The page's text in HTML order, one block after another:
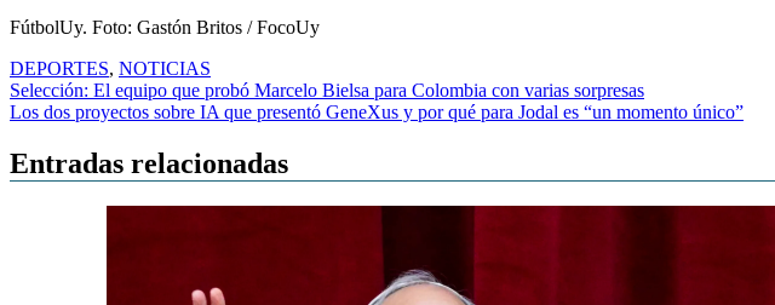
FútbolUy. Foto: Gastón Britos / FocoUy
DEPORTES, NOTICIAS
Navegación
de
entradas
Selección: El equipo que probó Marcelo Bielsa para Colombia con varias sorpresas
Los dos proyectos sobre IA que presentó GeneXus y por qué para Jodal es “un momento único”
Entradas relacionadas